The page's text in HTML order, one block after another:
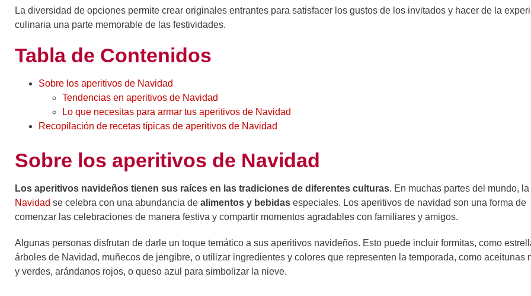
La diversidad de opciones permite crear originales entrantes para satisfacer los gustos de los invitados y hacer de la
culinaria una parte memorable de las festividades.
Tabla de Contenidos
Sobre los aperitivos de Navidad
Tendencias en aperitivos de Navidad
Lo que necesitas para armar tus aperitivos de Navidad
Recopilación de recetas típicas de aperitivos de Navidad
Sobre los aperitivos de Navidad
Los aperitivos navideños tienen sus raíces en las tradiciones de diferentes culturas. En muchas partes del mundo, la
Navidad se celebra con una abundancia de alimentos y bebidas especiales. Los aperitivos de navidad son una forma de
comenzar las celebraciones de manera festiva y compartir momentos agradables con familiares y amigos.
Algunas personas disfrutan de darle un toque temático a sus aperitivos navideños. Esto puede incluir formitas, como
árboles de Navidad, muñecos de jengibre, o utilizar ingredientes y colores que representen la temporada, como aceitunas
y verdes, arándanos rojos, o queso azul para simbolizar la nieve.